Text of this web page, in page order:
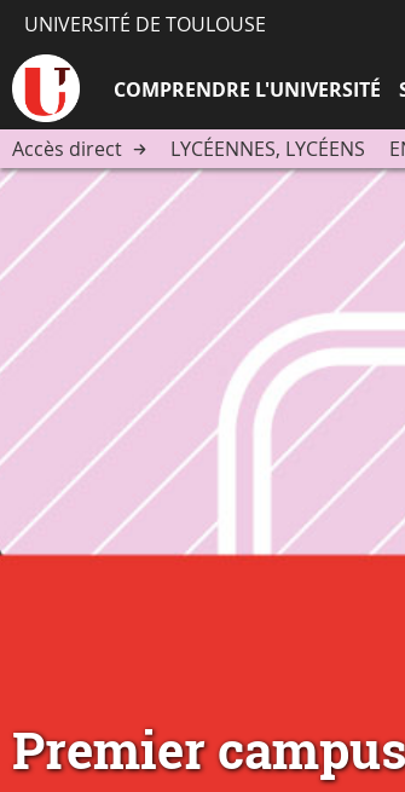
UNIVERSITÉ DE TOULOUSE
COMPRENDRE L'UNIVERSITÉ
Accès direct LYCÉENNES, LYCÉENS
Premier